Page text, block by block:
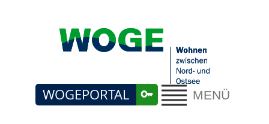
MENÜ
WOGEPORTAL